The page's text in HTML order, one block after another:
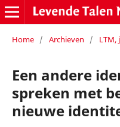
Home / Archieven / LTM,
Een andere
spreken met
nieuwe